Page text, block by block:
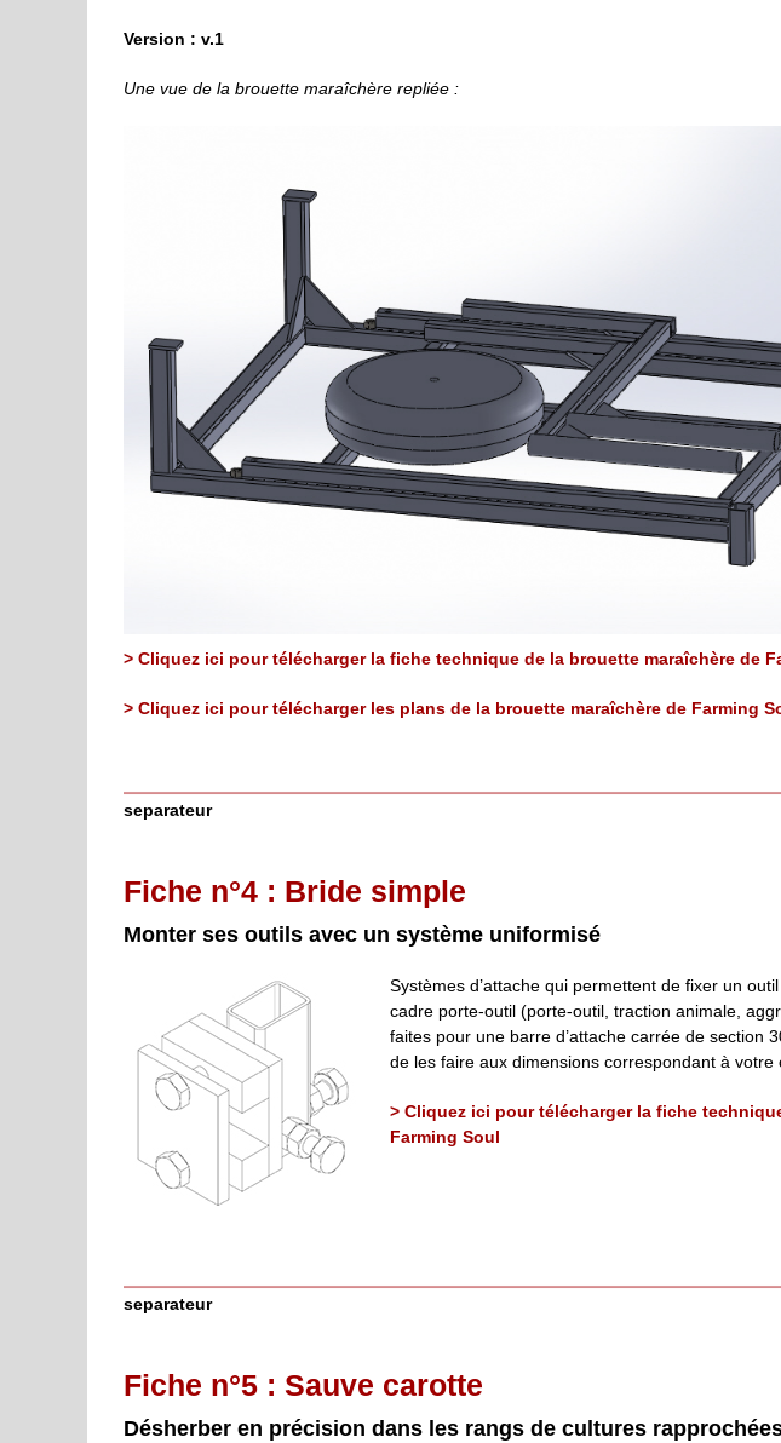
Version : v.1
Une vue de la brouette maraîchère repliée :
> Cliquez ici pour télécharger la fiche technique de la brouette maraîchère de
> Cliquez ici pour télécharger les plans de la brouette maraîchère de Farming
separateur
Fiche n°4 : Bride simple
Monter ses outils avec un système uniformisé
Systèmes d’attache qui permettent de fixer un
cadre porte-outil (porte-outil, traction animale,
faites pour une barre d’attache carrée de section
de les faire aux dimensions correspondant à votre
> Cliquez ici pour télécharger la fiche
Farming Soul
separateur
Fiche n°5 : Sauve carotte
Désherber en précision dans les rangs de cultures